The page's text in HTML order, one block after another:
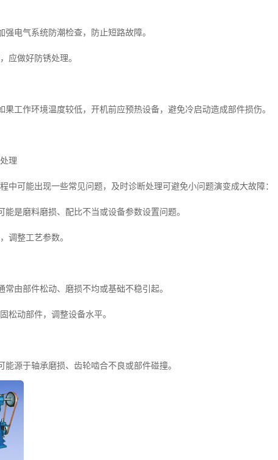
强电气系统防潮检查，防止短路故障。
应做好防锈处理。
果工作环境温度较低，开机前应预热设备，避免冷启动造成部件损伤。
理
中可能出现一些常见问题，及时诊断处理可避免小问题演变成大故障：
能是磨料磨损、配比不当或设备参数设置问题。
调整工艺参数。
常由部件松动、磨损不均或基础不稳引起。
松动部件，调整设备水平。
能源于轴承磨损、齿轮啮合不良或部件碰撞。